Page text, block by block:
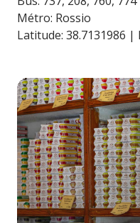
Métro: Rossio
Latitude: 38.7131986 |